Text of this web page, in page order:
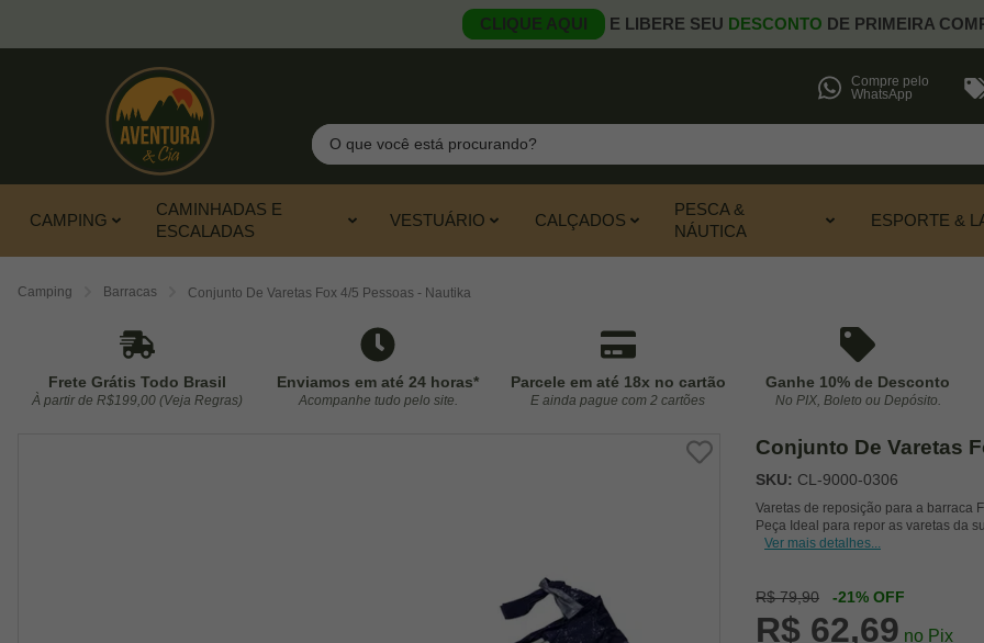
CLIQUE AQUI E LIBERE SEU DESCONTO DE PRIMEIRA
Compre pelo
WhatsApp
Pesquisar
CAMPING
CAMINHADAS E
ESCALADAS
VESTUÁRIO CALÇADOS
PESCA &
NÁUTICA
ESPORTE &
Camping Barracas Conjunto De Varetas Fox 4/5 Pessoas - Nautika
Frete Grátis Todo Brasil
À partir de R$199,00 (Veja Regras)
Enviamos em até 24 horas*
Acompanhe tudo pelo site.
Parcele em até 18x no cartão
E ainda pague com 2 cartões
Ganhe 10% de Desconto
No PIX, Boleto ou Depósito.
Conjunto De Varetas
SKU: CL-9000-0306
Varetas de reposição para a barraca
Peça Ideal para repor as varetas da
Ver mais detalhes...
R$ 79,90 -21% OFF
R$ 62,69 no Pix